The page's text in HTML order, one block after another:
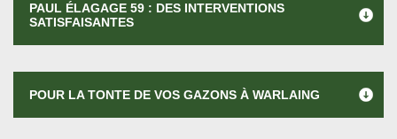
PAUL ÉLAGAGE 59 : DES INTERVENTIONS
SATISFAISANTES
POUR LA TONTE DE VOS GAZONS À WARLAING